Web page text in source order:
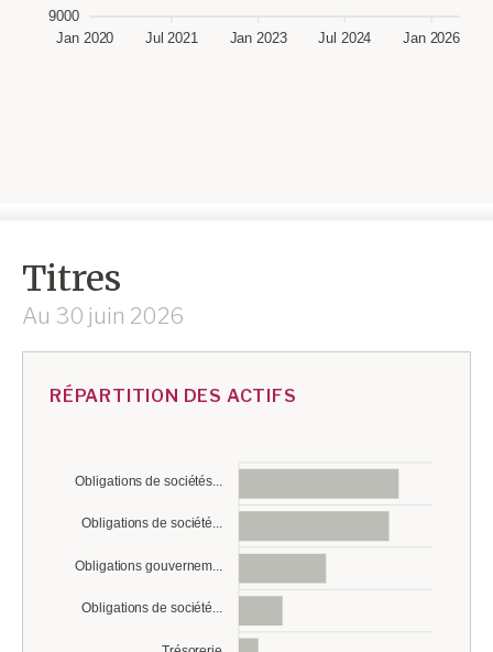
9000
Jan 2020
Jul 2021 Jan 2023 Jul 2024 Jan 2026
Titres
Au 30 juin 2026
RÉPARTITION DES ACTIFS
Obligations de sociétés...
Obligations de société...
Obligations gouvernem...
Obligations de société...